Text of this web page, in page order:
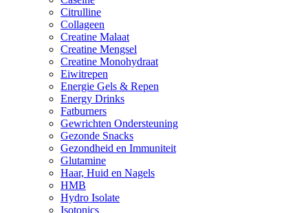
Citrulline
Collageen
Creatine Malaat
Creatine Mengsel
Creatine Monohydraat
Eiwitrepen
Energie Gels & Repen
Energy Drinks
Fatburners
Gewrichten Ondersteuning
Gezonde Snacks
Gezondheid en Immuniteit
Glutamine
Haar, Huid en Nagels
HMB
Hydro Isolate
Isotonics